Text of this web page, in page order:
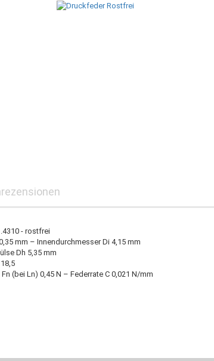
- rostfrei
mm – Innendurchmesser Di 4,15 mm
Dh 5,35 mm
(bei Ln) 0,45 N – Federrate C 0,021 N/mm